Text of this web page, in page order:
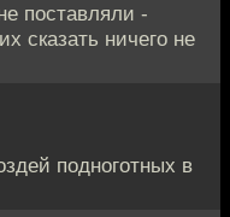
поставляли -
сказать ничего не
подноготных в